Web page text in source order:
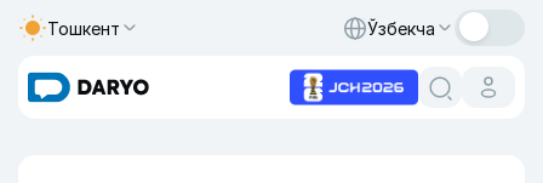
Тошкент Ўзбекча